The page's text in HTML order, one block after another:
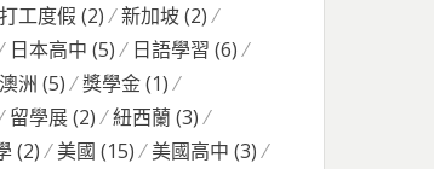
打工度假 (2) 新加坡(2)
日本高中 (5) 日語學習 (6)
澳洲 (5) 獎學金(1)
留學展(2) 紐西蘭(3)
(2) 美國 (15) 美國高中 (3)